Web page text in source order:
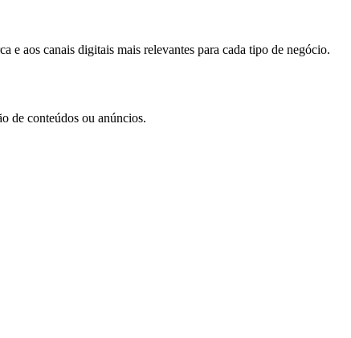
e aos canais digitais mais relevantes para cada tipo de negócio.
de conteúdos ou anúncios.